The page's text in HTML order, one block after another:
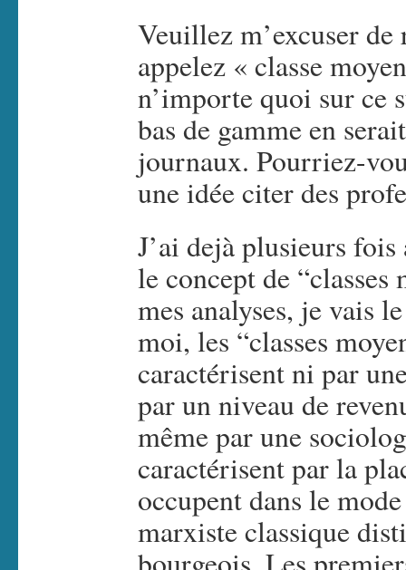
Veuillez m’excuser
appelez « classe
n’importe quoi sur ce
bas de gamme en
journaux. Pourriez-
une idée citer des
J’ai dejà plusieurs
le concept de “classes
mes analyses, je vais
moi, les “classes
caractérisent ni par
par un niveau de
même par une
caractérisent par la
occupent dans le
marxiste classique